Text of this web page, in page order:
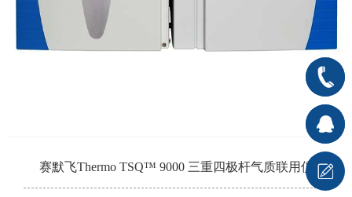
赛默飞Thermo TSQ™ 9000 三重四极杆气质联用仪
400-
666-
7176
在线客
服1 在